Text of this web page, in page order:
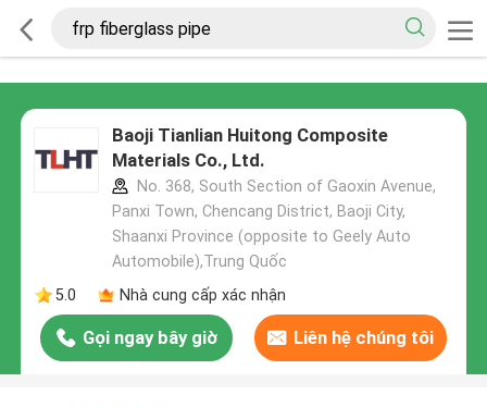
Baoji Tianlian Huitong Composite
Materials Co., Ltd.
No. 368, South Section of Gaoxin Avenue,
Panxi Town, Chencang District, Baoji City,
Shaanxi Province (opposite to Geely Auto
Automobile),Trung Quốc
5.0
Nhà cung cấp xác nhận
Gọi ngay bây giờ Liên hệ chúng tôi